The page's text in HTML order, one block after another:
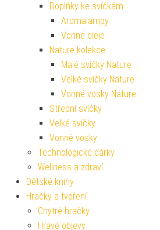
Doplňky ke svíčkám
Aromalampy
Vonné oleje
Nature kolekce
Malé svíčky Nature
Velké svíčky Nature
Vonné vosky Nature
Střední svíčky
Velké svíčky
Vonné vosky
Technologické dárky
Wellness a zdraví
Dětské knihy
Hračky a tvoření
Chytré hračky
Hravé objevy